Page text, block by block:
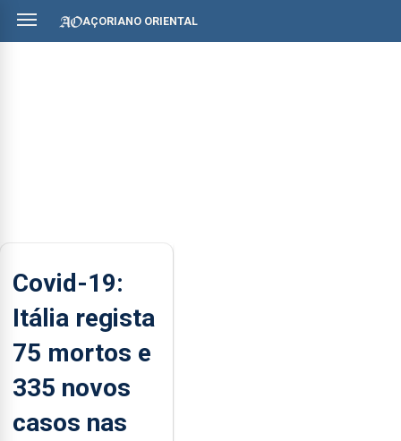
AÇORIANO ORIENTAL
Covid-19:
Itália regista
75 mortos e
335 novos
casos nas